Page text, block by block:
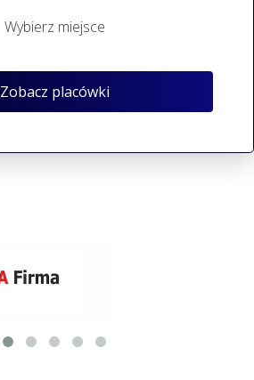
Wybierz miejsce
Zobacz placówki